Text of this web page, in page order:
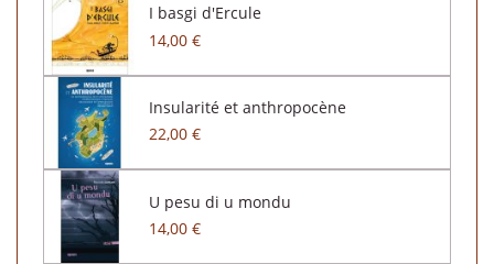
I basgi d'Ercule
14,00 €
Insularité et anthropocène
22,00 €
U pesu di u mondu
14,00 €